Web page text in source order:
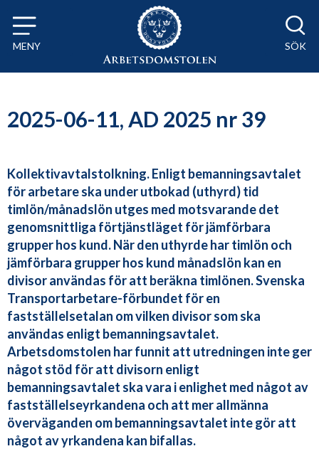
Till innehåll på sidan x
MENY SÖK
2025-06-11, AD 2025 nr 39
Kollektivavtalstolkning. Enligt bemanningsavtalet
för arbetare ska under utbokad (uthyrd) tid
timlön/månadslön utges med motsvarande det
genomsnittliga förtjänstläget för jämförbara
grupper hos kund. När den uthyrde har timlön och
jämförbara grupper hos kund månadslön kan en
divisor användas för att beräkna timlönen. Svenska
Transportarbetare-förbundet för en
fastställelsetalan om vilken divisor som ska
användas enligt bemanningsavtalet.
Arbetsdomstolen har funnit att utredningen inte ger
något stöd för att divisorn enligt
bemanningsavtalet ska vara i enlighet med något av
fastställelseyrkandena och att mer allmänna
överväganden om bemanningsavtalet inte gör att
något av yrkandena kan bifallas.